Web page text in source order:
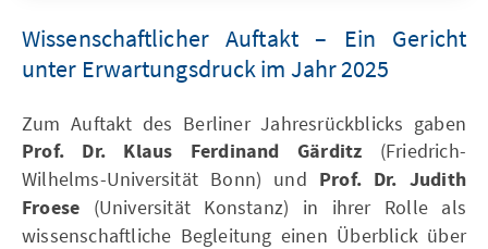
Wissenschaftlicher Auftakt – Ein Gericht
unter Erwartungsdruck im Jahr 2025
Zum Auftakt des Berliner Jahresrückblicks gaben
Prof. Dr. Klaus Ferdinand Gärditz (Friedrich-
Wilhelms-Universität Bonn) und Prof. Dr. Judith
Froese (Universität Konstanz) in ihrer Rolle als
wissenschaftliche Begleitung einen Überblick über